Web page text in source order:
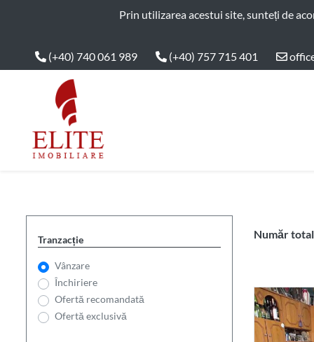
ELITE IMOBILIARE
Prin utilizarea acestui site, sunteți de
(+40) 740 061 989 (+40) 757 715 401
Main Nav
Tranzacție
Vânzare
Închiriere
Ofertă recomandată
Ofertă exclusivă
Număr